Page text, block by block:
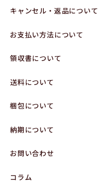
キャンセル・返品について
お支払い方法について
領収書について
送料について
梱包について
納期について
お問い合わせ
コラム